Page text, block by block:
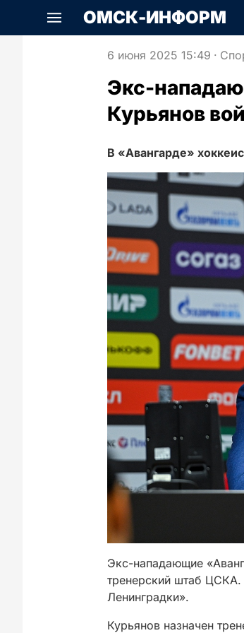
ОМСК-ИНФОРМ
6 июня 2025 15:49 ·
Экс-
Курьянов
В «Авангарде»
Экс-нападающие
тренерский штаб
Ленинградки».
Курьянов назначен